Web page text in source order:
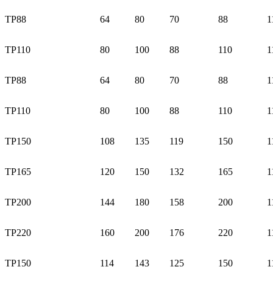
TP88 64 80 70 88
TP110 80 100 88 110
TP88 64 80 70 88
TP110 80 100 88 110
TP150 108 135 119 150
TP165 120 150 132 165
TP200 144 180 158 200
TP220 160 200 176 220
TP150 114 143 125 150